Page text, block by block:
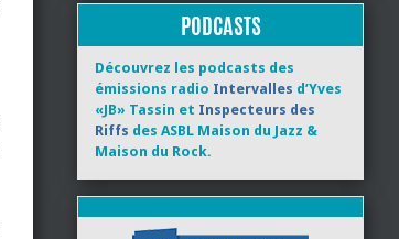
PODCASTS
Découvrez les podcasts des
émissions radio Intervalles d’Yves
«JB» Tassin et Inspecteurs des
Riffs des ASBL Maison du Jazz &
Maison du Rock.